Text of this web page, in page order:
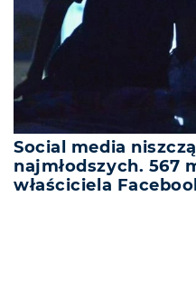
Social media
najmłodszych. 567
właściciela